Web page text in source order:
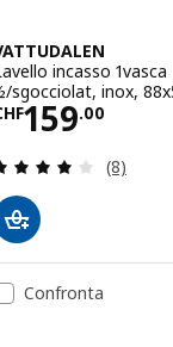
incasso 1vasca
sgocciolat, inox,
159.00
(8)
Confronta